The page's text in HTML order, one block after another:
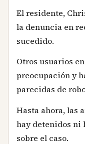
El residente,
la denuncia en
sucedido.
Otros usuarios
preocupación y
parecidas de
Hasta ahora, las
hay detenidos ni
sobre el caso.